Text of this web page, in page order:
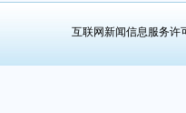
互联网新闻信息服务许